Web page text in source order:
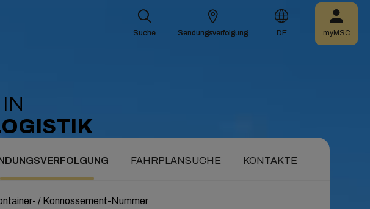
Suche Sendungsverfolgung DE myMSC
FAHRPLANSUCHE KONTAKTE
/ Konnossement-Nummer
Suche Sendungsverfolgung DE myMSC